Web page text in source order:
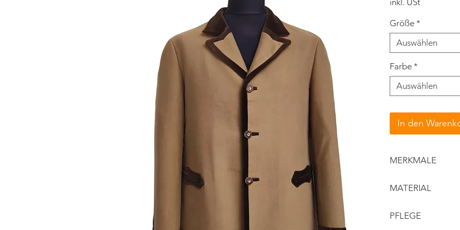
inkl. USt
Größe *
Auswählen
Farbe *
Auswählen
In den
MERKMALE
Kontrastbordüre
MATERIAL
Details/
PFLEGE